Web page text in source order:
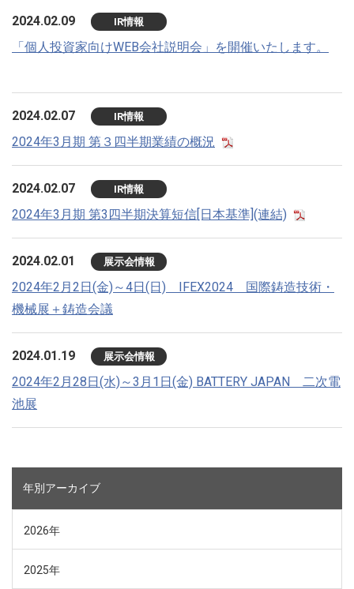
2024.02.09 IR情報
「個人投資家向けWEB会社説明会」を開催いたします。
2024.02.07 IR情報
2024年3月期 第３四半期業績の概況
2024.02.07 IR情報
2024年3月期 第3四半期決算短信[日本基準](連結)
2024.02.01 展示会情報
2024年2月2日(金)～4日(日) IFEX2024 国際鋳造技術・
機械展＋鋳造会議
2024.01.19 展示会情報
2024年2月28日(水)～3月1日(金) BATTERY JAPAN 二次電
池展
年別アーカイブ
2026年
2025年